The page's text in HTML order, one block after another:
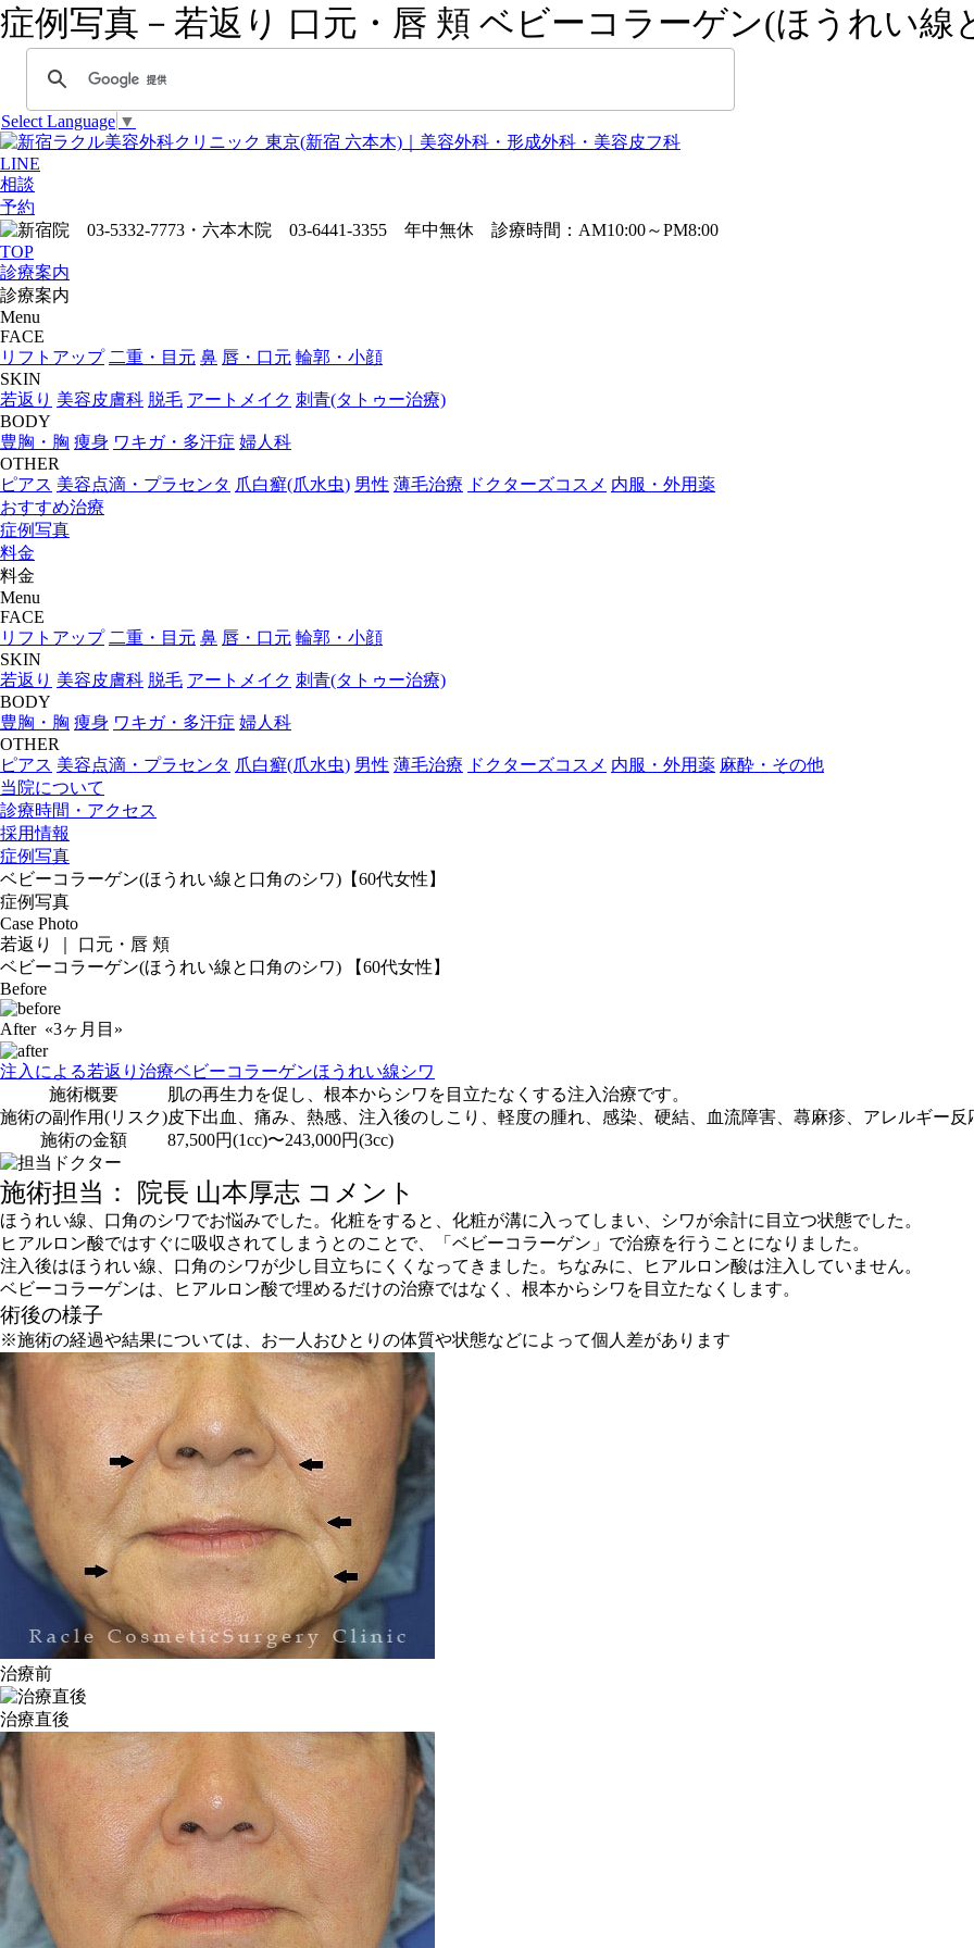
症例写真－若返り 口元・唇 頬 ベビーコラーゲン(ほうれい線
Select Language ▼
LINE
相談
予約
TOP
診療案内
診療案内
Menu
FACE
リフトアップ 二重・目元 鼻 唇・口元 輪郭・小顔
SKIN
若返り 美容皮膚科 脱毛 アートメイク 刺青(タトゥー治療)
BODY
豊胸・胸 痩身 ワキガ・多汗症 婦人科
OTHER
ピアス 美容点滴・プラセンタ 爪白癬(爪水虫) 男性 薄毛治療 ドクターズコスメ 内服・外用薬
おすすめ治療
症例写真
料金
料金
Menu
FACE
リフトアップ 二重・目元 鼻 唇・口元 輪郭・小顔
SKIN
若返り 美容皮膚科 脱毛 アートメイク 刺青(タトゥー治療)
BODY
豊胸・胸 痩身 ワキガ・多汗症 婦人科
OTHER
ピアス 美容点滴・プラセンタ 爪白癬(爪水虫) 男性 薄毛治療 ドクターズコスメ 内服・外用薬 麻酔・その他
当院について
診療時間・アクセス
採用情報
症例写真
ベビーコラーゲン(ほうれい線と口角のシワ)【60代女性】
症例写真
Case Photo
若返り ｜ 口元・唇 頬
ベビーコラーゲン(ほうれい線と口角のシワ)
【60代女性】
Before
After «3ヶ月目»
注入による若返り治療ベビーコラーゲンほうれい線シワ
施術概要
肌の再生力を促し、根本からシワを目立たなくする注入治療です。
施術の副作用(リスク)皮下出血、痛み、熱感、注入後のしこり、軽度の腫れ、感染、硬結、血流障害、蕁麻疹、アレルギー反
施術の金額
87,500円(1cc)〜243,000円(3cc)
施術担当： 院長 山本厚志 コメント
ほうれい線、口角のシワでお悩みでした。化粧をすると、化粧が溝に入ってしまい、シワが余計に目立つ状態でした。
ヒアルロン酸ではすぐに吸収されてしまうとのことで、「ベビーコラーゲン」で治療を行うことになりました。
注入後はほうれい線、口角のシワが少し目立ちにくくなってきました。ちなみに、ヒアルロン酸は注入していません。
ベビーコラーゲンは、ヒアルロン酸で埋めるだけの治療ではなく、根本からシワを目立たなくします。
術後の様子
※施術の経過や結果については、お一人おひとりの体質や状態などによって個人差があります
治療前
治療直後